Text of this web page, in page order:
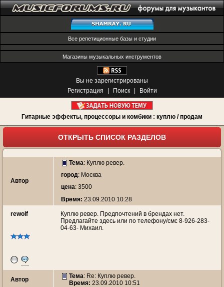
Все репетиционные базы и студии
Магазины музыкальных инструментов
Вы не зарегистрированы
Регистрация
Поиск Войти
Гитарные эффекты, процессоры и комбики : куплю / продам
ОТКРЫТЬ СПИСОК РАЗДЕЛОВ
Автор
Тема: Куплю ревер.
город: Москва
цена: 3500
Время: 23.09.2010 10:28
rewolf
Куплю ревер. Предпочтений в брендах нет.
Предлагайте здесь или по телефону/смс 8-926-283-
04-63- Михаил.
Автор Тема: Re: Куплю ревер.
Время: 23.09.2010 10:51